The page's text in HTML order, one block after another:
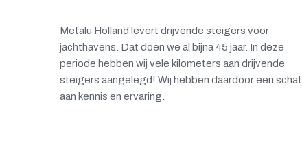
Metalu Holland levert drijvende steigers voor
jachthavens. Dat doen we al bijna 45 jaar. In deze
periode hebben wij vele kilometers aan drijvende
steigers aangelegd! Wij hebben daardoor een schat
aan kennis en ervaring.